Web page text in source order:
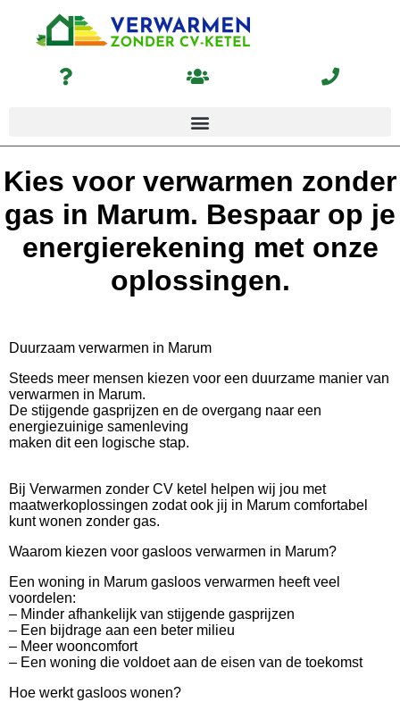
Kies voor verwarmen zonder
gas in Marum. Bespaar op je
energierekening met onze
oplossingen.
Duurzaam verwarmen in Marum
Steeds meer mensen kiezen voor een duurzame manier van
verwarmen in Marum.
De stijgende gasprijzen en de overgang naar een
energiezuinige samenleving
maken dit een logische stap.
Bij Verwarmen zonder CV ketel helpen wij jou met
maatwerkoplossingen zodat ook jij in Marum comfortabel
kunt wonen zonder gas.
Waarom kiezen voor gasloos verwarmen in Marum?
Een woning in Marum gasloos verwarmen heeft veel
voordelen:
– Minder afhankelijk van stijgende gasprijzen
– Een bijdrage aan een beter milieu
– Meer wooncomfort
– Een woning die voldoet aan de eisen van de toekomst
Hoe werkt gasloos wonen?